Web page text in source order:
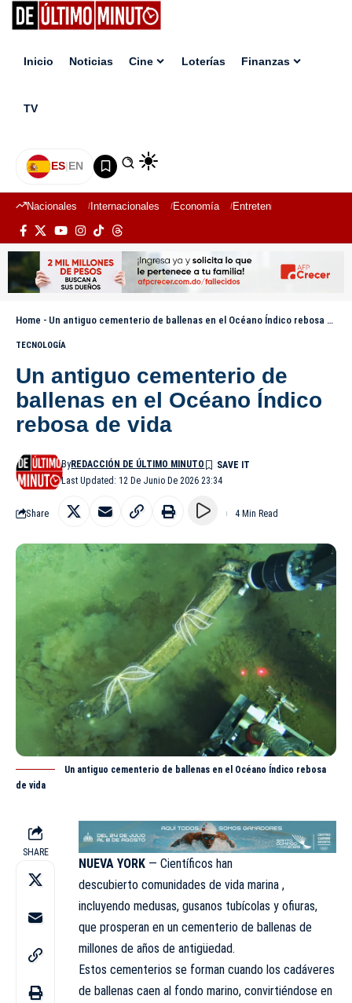
Inicio Noticias Cine Loterías Finanzas
TV
ES|EN
Nacionales Internacionales Economía Entretenimiento
Home - Un antiguo cementerio de ballenas en el Océano Índico rebosa de vida
TECNOLOGÍA
Un antiguo cementerio de
ballenas en el Océano Índico
rebosa de vida
Last Updated: 12 De Junio De 2026 23:34
ByREDACCIÓN DE ÚLTIMO MINUTO
Share 4 Min Read
Un antiguo cementerio de ballenas en el Océano Índico rebosa
de vida
SHARE
NUEVA YORK — Científicos han
descubierto comunidades de vida marina ,
incluyendo medusas, gusanos tubícolas y ofiuras,
que prosperan en un cementerio de ballenas de
millones de años de antigüedad.
Estos cementerios se forman cuando los cadáveres
de ballenas caen al fondo marino, convirtiéndose en